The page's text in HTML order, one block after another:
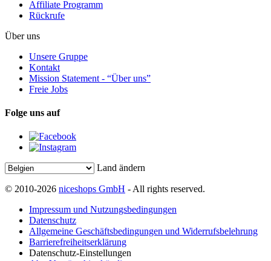
Affiliate Programm
Rückrufe
Über uns
Unsere Gruppe
Kontakt
Mission Statement - “Über uns”
Freie Jobs
Folge uns auf
Land ändern
© 2010-2026 niceshops GmbH - All rights reserved.
Impressum und Nutzungsbedingungen
Datenschutz
Allgemeine Geschäftsbedingungen und Widerrufsbelehrung
Barrierefreiheitserklärung
Datenschutz-Einstellungen